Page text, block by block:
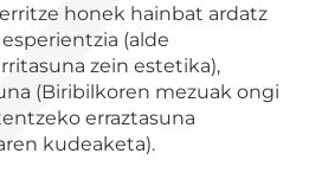
honek hainbat ardatz
(alde
zein estetika),
(Biribilkoren mezuak ongi
erraztasuna
kudeaketa).